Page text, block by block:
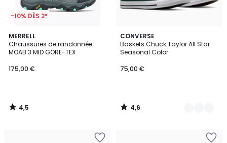
-10% DÈS 2*
MERRELL
Chaussures de randonnée
MOAB 3 MID GORE-TEX
175,00 €
4,5
/ 5
4,5
/
CONVERSE
Baskets Chuck Taylor All Star
Seasonal Color
75,00 €
4,6
/ 5
5
Couleurs
4,6
/